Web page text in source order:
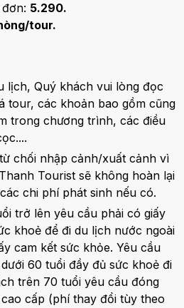
5.290.
tour.
lịch, Quý khách vui lòng đọc
tour, các khoản bao gồm cũng
trong chương trình, các điều
chối nhập cảnh/xuất cảnh vì
Tourist sẽ không hoàn lại
chi phí phát sinh nếu có.
trở lên yêu cầu phải có giấy
khoẻ để đi du lịch nước ngoài
cam kết sức khỏe. Yêu cầu
60 tuổi đầy đủ sức khoẻ đi
trên 70 tuổi yêu cầu đóng
cấp (phí thay đổi tùy theo